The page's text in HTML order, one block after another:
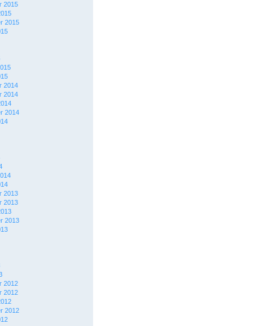
2015
2015
2014
2014
2014
2013
2013
2013
2012
2012
2012